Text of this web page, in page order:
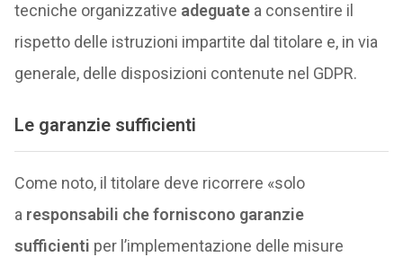
tecniche organizzative adeguatea consentire il
rispetto delle istruzioni impartite dal titolare e, in via
generale, delle disposizioni contenute nel GDPR.
Le garanzie sufficienti
Come noto, il titolare deve ricorrere «solo
a responsabili che forniscono garanzie
sufficienti per l’implementazione delle misure